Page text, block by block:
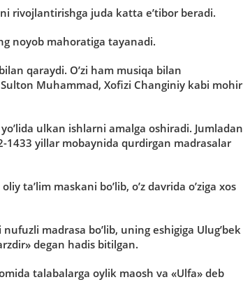
rivojlantirishga juda katta e’tibor beradi.
noyob mahoratiga tayanadi.
qaraydi. O’zi ham musiqa bilan
Muhammad, Xofizi Changiniy kabi mohir
ulkan ishlarni amalga oshiradi. Jumladan
1433 yillar mobaynida qurdirgan madrasalar
ta’lim maskani bo’lib, o’z davrida o’ziga xos
madrasa bo’lib, uning eshigiga Ulug’bek
degan hadis bitilgan.
talabalarga oylik maosh va «Ulfa» deb